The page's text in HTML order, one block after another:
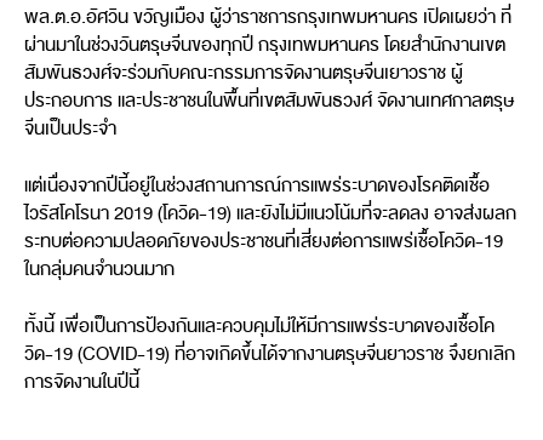
พล.ต.อ.อัศวิน ขวัญเมือง ผู้ว่าราชการกรุงเทพมหานคร เปิดเผยว่า ที่
ผ่านมาในช่วงวันตรุษจีนของทุกปี กรุงเทพมหานคร โดยสำนักงานเขต
สัมพันธวงศ์จะร่วมกับคณะกรรมการจัดงานตรุษจีนเยาวราช ผู้
ประกอบการ และประชาชนในพื้นที่เขตสัมพันธวงศ์ จัดงานเทศกาลตรุษ
จีนเป็นประจำ
แต่เนื่องจากปีนี้อยู่ในช่วงสถานการณ์การแพร่ระบาดของโรคติดเชื้อ
ไวรัสโคโรนา 2019 (โควิด-19) และยังไม่มีแนวโน้มที่จะลดลง อาจส่งผลก
ระทบต่อความปลอดภัยของประชาชนที่เสี่ยงต่อการแพร่เชื้อโควิด-19
ในกลุ่มคนจำนวนมาก
ทั้งนี้ เพื่อเป็นการป้องกันและควบคุมไม่ให้มีการแพร่ระบาดของเชื้อโค
วิด-19 (COVID-19) ที่อาจเกิดขึ้นได้จากงานตรุษจีนยาวราช จึงยกเลิก
การจัดงานในปีนี้